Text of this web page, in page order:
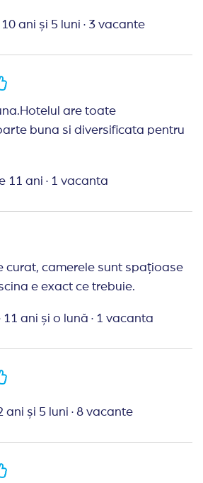
ani și 5 luni · 3 vacante
are toate
buna si diversificata pentru
11 ani · 1 vacanta
curat, camerele sunt spațioase
e exact ce trebuie.
11 ani și o lună · 1 vacanta
ani și 5 luni · 8 vacante